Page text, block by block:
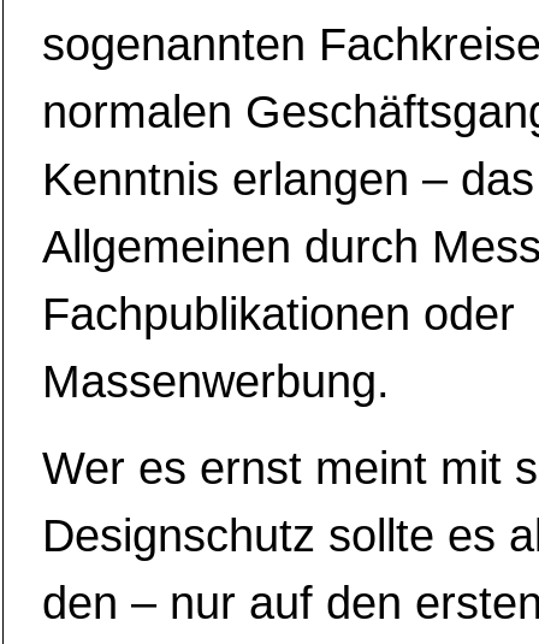
sogenannten
normalen
Kenntnis erlangen –
Allgemeinen durch
Fachpublikationen oder
Massenwerbung.
Wer es ernst meint mit
Designschutz sollte es
den – nur auf den